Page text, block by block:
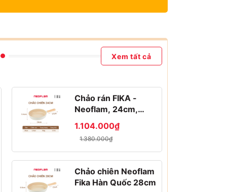
Xem tất cả
Chảo rán FIKA -
Neoflam, 24cm,
1.104.000₫
1.380.000₫
Chảo chiên Neoflam
Fika Hàn Quốc 28cm